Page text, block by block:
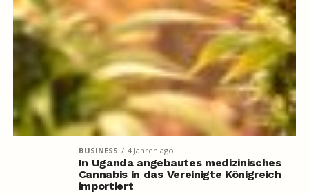
BUSINESS 4 Jahren ago
In Uganda angebautes medizinisches
Cannabis in das Vereinigte Königreich
importiert